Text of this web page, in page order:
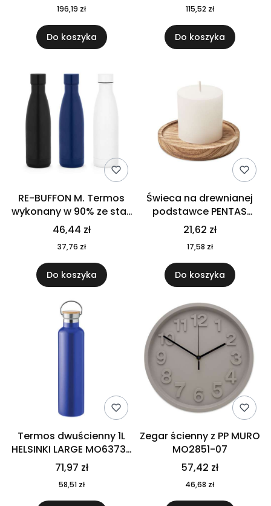
196,19 zł
Do koszyka
115,52 zł
Do koszyka
RE-BUFFON M. Termos
wykonany w 90% ze stali
nierdzewnej
pochodzącej z
recyklingu 520 ml 94294
46,44 zł
37,76 zł
Do koszyka
Świeca na drewnianej
podstawce PENTAS
MO6282-40
21,62 zł
17,58 zł
Do koszyka
Termos dwuścienny 1L
HELSINKI LARGE MO6373-
04
71,97 zł
58,51 zł
Zegar ścienny z PP MURO
MO2851-07
57,42 zł
46,68 zł